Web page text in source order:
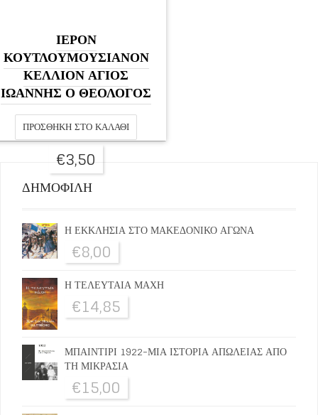
ΙΕΡΟΝ
ΚΟΥΤΛΟΥΜΟΥΣΙΑΝΟΝ
ΚΕΛΛΙΟΝ ΑΓΙΟΣ
ΙΩΑΝΝΗΣ Ο ΘΕΟΛΟΓΟΣ
ΠΡΟΣΘΉΚΗ ΣΤΟ ΚΑΛΆΘΙ
€3,50
ΔΗΜΟΦΙΛΗ
Η ΕΚΚΛΗΣΙΑ ΣΤΟ ΜΑΚΕΔΟΝΙΚΟ ΑΓΩΝΑ
€8,00
Η ΤΕΛΕΥΤΑΙΑ ΜΑΧΗ
€14,85
ΜΠΑΙΝΤΙΡΙ 1922-ΜΙΑ ΙΣΤΟΡΙΑ ΑΠΩΛΕΙΑΣ ΑΠΟ
ΤΗ ΜΙΚΡΑΣΙΑ
€15,00